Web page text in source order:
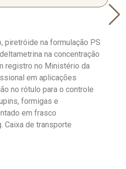
piretróide na formulação PS
na concentração
registro no Ministério da
em aplicações
no rótulo para o controle
formigas e
em frasco
Caixa de transporte